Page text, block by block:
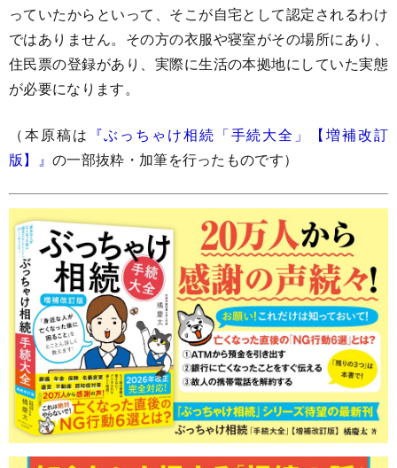
っていたからといって、そこが自宅として認定されるわけ
ではありません。その方の衣服や寝室がその場所にあり、
住民票の登録があり、実際に生活の本拠地にしていた実態
が必要になります。
（本原稿は 『ぶっちゃけ相続「手続大全」【増補改訂
版】』 の一部抜粋・加筆を行ったものです）